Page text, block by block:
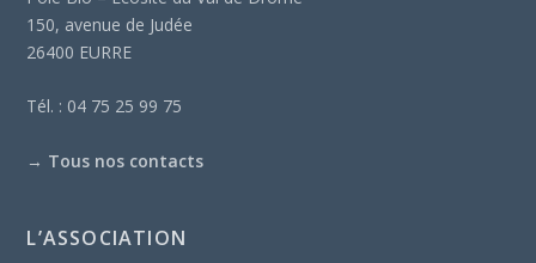
150, avenue de Judée
26400 EURRE
Tél. : 04 75 25 99 75
→ Tous nos contacts
L’ASSOCIATION